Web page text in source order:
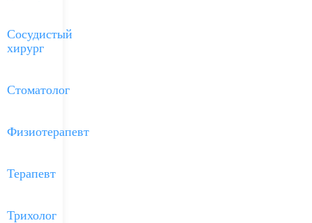
Сосудистый
хирург
Стоматолог
Физиотерапевт
Терапевт
Трихолог